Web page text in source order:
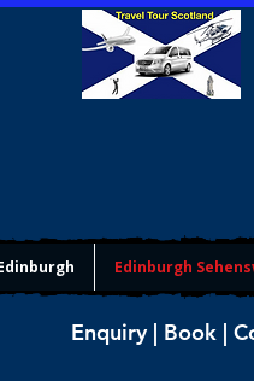
Edinburgh
Enquiry | Book |